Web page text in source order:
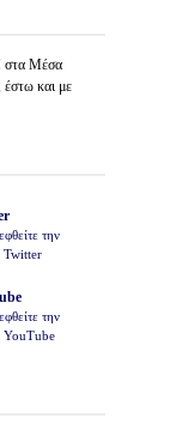
στα Μέσα
έστω και με
την
Twitter
την
YouTube